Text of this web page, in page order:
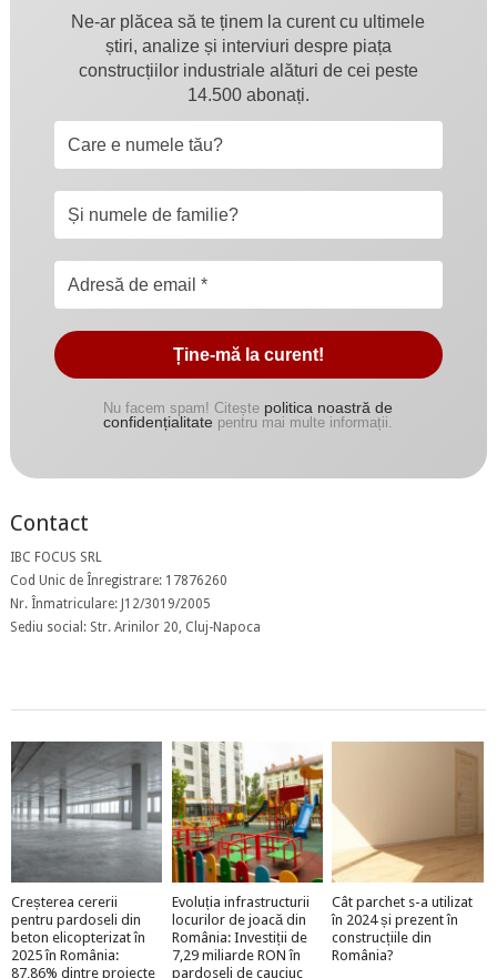
Ne-ar plăcea să te ținem la curent cu ultimele
știri, analize și interviuri despre piața
construcțiilor industriale alături de cei peste
14.500 abonați.
Nu facem spam! Citește politica noastră de
confidențialitate pentru mai multe informații.
Contact
IBC FOCUS SRL
Cod Unic de Înregistrare: 17876260
Nr. Înmatriculare: J12/3019/2005
Sediu social: Str. Arinilor 20, Cluj-Napoca
Creșterea cererii
pentru pardoseli din
beton elicopterizat în
2025 în România:
87,86% dintre proiecte
Evoluția infrastructurii
locurilor de joacă din
România: Investiții de
7,29 miliarde RON în
pardoseli de cauciuc
Cât parchet s-a utilizat
în 2024 și prezent în
construcțiile din
România?